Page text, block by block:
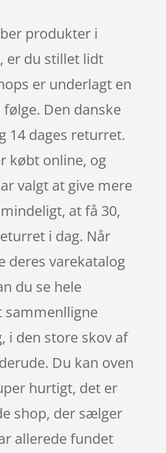
produkter i
er du stillet lidt
er underlagt en
Den danske
14 dages returret.
købt online, og
valgt at give mere
at få 30,
i dag. Når
deres varekatalog
du se hele
sammenlligne
i den store skov af
Du kan oven
hurtigt, det er
shop, der sælger
allerede fundet